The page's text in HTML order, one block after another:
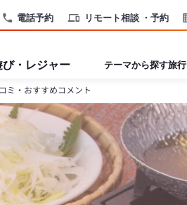
電話予約 リモート相談 ・予約
び・レジャー テーマから探す旅行
ミ・おすすめコメント